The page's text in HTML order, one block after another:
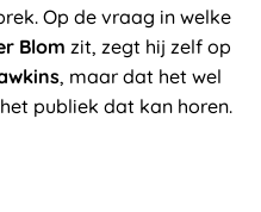
Op de vraag in welke
Blom zit, zegt hij zelf op
, maar dat het wel
publiek dat kan horen.